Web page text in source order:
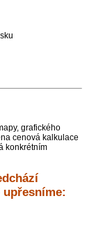
grafického
cenová kalkulace
konkrétním
upřesníme: